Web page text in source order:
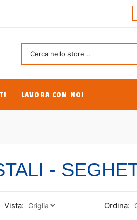
LAVORA CON NOI
-
Vista: Ordina: